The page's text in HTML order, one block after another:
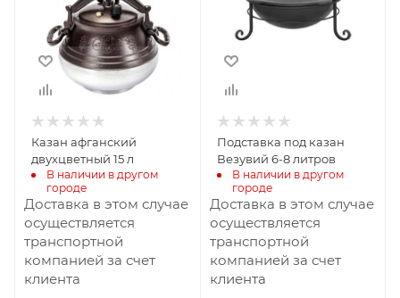
Казан афганский
двухцветный 15 л
В наличии в другом
городе
Доставка в этом случае
осуществляется
транспортной
компанией за счет
клиента
Подставка под казан
Везувий 6-8 литров
В наличии в другом
городе
Доставка в этом случае
осуществляется
транспортной
компанией за счет
клиента